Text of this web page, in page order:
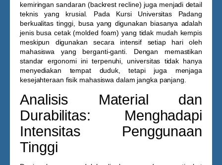
kemiringan sandaran (backrest recline) juga menjadi detail
teknis yang krusial. Pada Kursi Universitas Padang
berkualitas tinggi, busa yang digunakan biasanya adalah
jenis busa cetak (molded foam) yang tidak mudah kempis
meskipun digunakan secara intensif setiap hari oleh
mahasiswa yang berganti-ganti. Dengan memastikan
standar ergonomi ini terpenuhi, universitas tidak hanya
menyediakan tempat duduk, tetapi juga menjaga
kesejahteraan fisik mahasiswa dalam jangka panjang.
Analisis Material dan
Durabilitas: Menghadapi
Intensitas Penggunaan
Tinggi